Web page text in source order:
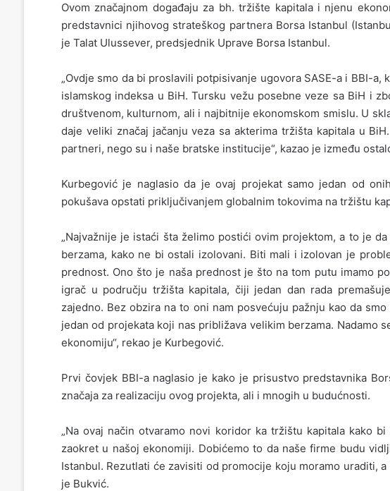
Ovom značajnom događaju za bh. tržište kapitala i njenu
predstavnici njihovog strateškog partnera Borsa Istanbul
je Talat Ulussever, predsjednik Uprave Borsa Istanbul.
„Ovdje smo da bi proslavili potpisivanje ugovora SASE-a i BBI-
islamskog indeksa u BiH. Tursku vežu posebne veze sa BiH i
društvenom, kulturnom, ali i najbitnije ekonomskom smislu. U
daje veliki značaj jačanju veza sa akterima tržišta kapitala u
partneri, nego su i naše bratske institucije“, kazao je između
Kurbegović je naglasio da je ovaj projekat samo jedan od
pokušava opstati priključivanjem globalnim tokovima na tržištu
„Najvažnije je istaći šta želimo postići ovim projektom, a to je
berzama, kako ne bi ostali izolovani. Biti mali i izolovan je
prednost. Ono što je naša prednost je što na tom putu imamo
igrač u području tržišta kapitala, čiji jedan dan rada
zajedno. Bez obzira na to oni nam posvećuju pažnju kao da
jedan od projekata koji nas približava velikim berzama. Nadamo
ekonomiju“, rekao je Kurbegović.
Prvi čovjek BBI-a naglasio je kako je prisustvo predstavnika
značaja za realizaciju ovog projekta, ali i mnogih u budućnosti.
„Na ovaj način otvaramo novi koridor ka tržištu kapitala kako
zaokret u našoj ekonomiji. Dobićemo to da naše firme budu
Istanbul. Rezutlati će zavisiti od promocije koju moramo uraditi,
je Bukvić.